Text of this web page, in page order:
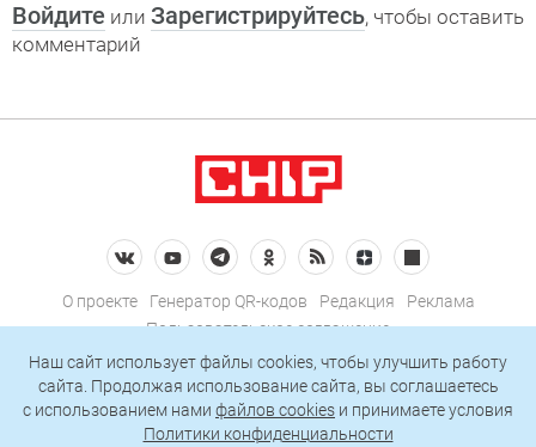
Войдите или Зарегистрируйтесь, чтобы оставить
комментарий
О проекте Генератор QR-кодов Редакция
Реклама
Пользовательское соглашение
Политика конфиденциальности
Подписаться на рассылку
Наш сайт использует файлы cookies, чтобы улучшить работу
сайта. Продолжая использование сайта, вы соглашаетесь
c использованием нами файлов cookies и принимаете условия
Политики конфиденциальности